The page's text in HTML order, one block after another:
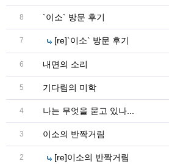
8 `이소` 방문 후기
7 [re]`이소` 방문 후기
6 내면의 소리
5 기다림의 미학
4 나는 무엇을 묻고 있나...
3 이소의 반짝거림
2 [re]이소의 반짝거림